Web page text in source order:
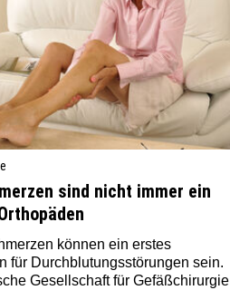
sind nicht immer ein
können ein erstes
für Durchblutungsstörungen sein.
Gesellschaft für Gefäßchirurgie